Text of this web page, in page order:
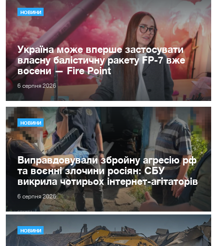
НОВИНИ
Україна може вперше застосувати
власну балістичну ракету FP-7 вже
восени — Fire Point
6 серпня 2026
НОВИНИ
Виправдовували збройну агресію рф
та воєнні злочини росіян: СБУ
викрила чотирьох інтернет-агітаторів
6 серпня 2026
НОВИНИ